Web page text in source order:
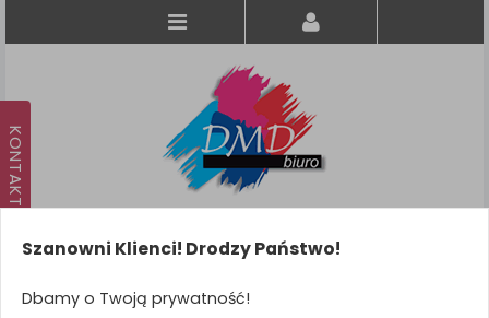
Szanowni Klienci! Drodzy Państwo!
Dbamy o Twoją prywatność!